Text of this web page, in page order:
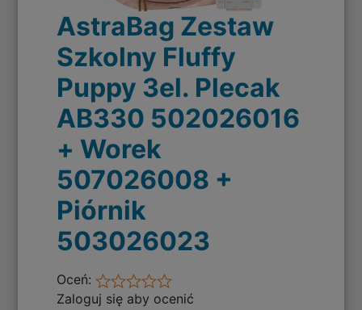
AstraBag Zestaw
Szkolny Fluffy
Puppy 3el. Plecak
AB330 502026016
+ Worek
507026008 +
Piórnik
503026023
Oceń:
Zaloguj się aby ocenić